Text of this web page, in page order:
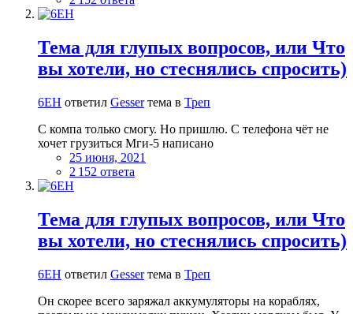
Тема для глупых вопросов, или Что
вы хотели, но стеснялись спросить)
6EH ответил Gesserтема в Треп
С компа только смогу. Но пришлю. С телефона чёт не
хочет грузиться Мги-5 написано
25 июня, 2021
2 152 ответа
Тема для глупых вопросов, или Что
вы хотели, но стеснялись спросить)
6EH ответил Gesserтема в Треп
Он скорее всего заряжал аккумуляторы на кораблях,